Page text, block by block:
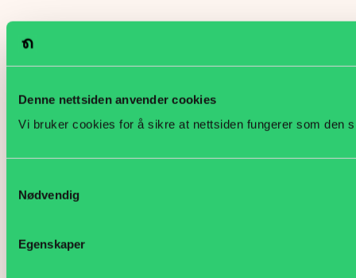
Denne nettsiden anvender cookies
Vi bruker cookies for å sikre at nettsiden fungerer som den
Nødvendig
Egenskaper